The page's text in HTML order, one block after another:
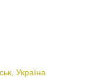
Україна